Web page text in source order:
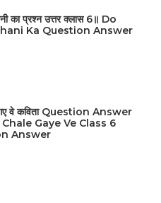
का प्रश्न उत्तर क्लास 6॥ Do
Ka Question Answer
वे कविता Question Answer
Gaye Ve Class 6
Answer